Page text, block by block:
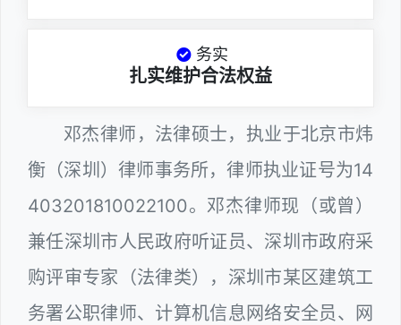
务实
扎实维护合法权益
邓杰律师，法律硕士，执业于北京市炜
衡（深圳）律师事务所，律师执业证号为14
403201810022100。邓杰律师现（或曾）
兼任深圳市人民政府听证员、深圳市政府采
购评审专家（法律类），深圳市某区建筑工
务署公职律师、计算机信息网络安全员、网